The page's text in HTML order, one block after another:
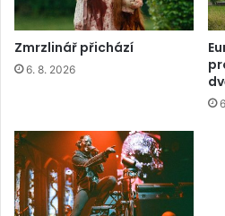
Zmrzlinář přichází
6. 8. 2026